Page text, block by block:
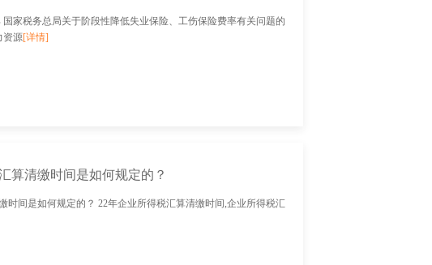
国家税务总局关于阶段性降低失业保险、工伤保险费率有关问题的
资源[详情]
算清缴时间是如何规定的？
时间是如何规定的？ 22年企业所得税汇算清缴时间,企业所得税汇